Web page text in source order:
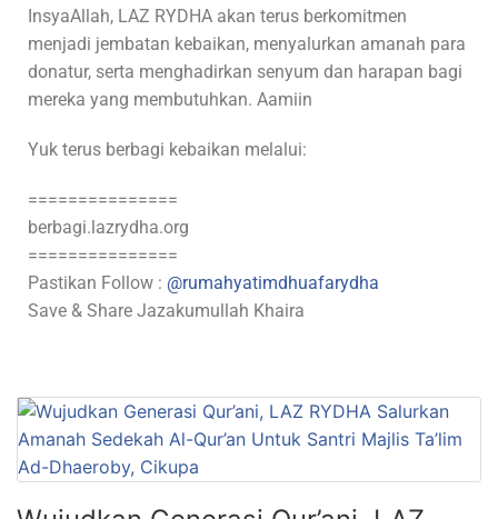
InsyaAllah, LAZ RYDHA akan terus berkomitmen
menjadi jembatan kebaikan, menyalurkan amanah para
donatur, serta menghadirkan senyum dan harapan bagi
mereka yang membutuhkan. Aamiin
Yuk terus berbagi kebaikan melalui:
===============
berbagi.lazrydha.org
===============
Pastikan Follow : @rumahyatimdhuafarydha
Save & Share Jazakumullah Khaira